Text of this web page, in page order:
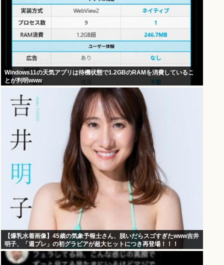
Windows11の天気アプリは待機状態で1.2GBのRAMを消費しているこ
とが判明www
【爆乳水着画像】45歳の気象予報士さん、脱いだらスゴすぎたwww吉井
明子、「週プレ」の初グラビアが超大ヒットにつき再登場！！！